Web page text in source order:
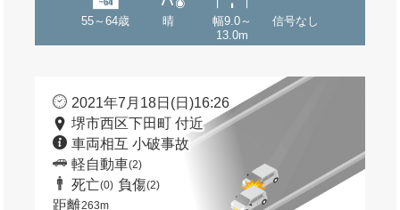
55～64歳 晴
幅9.0～
13.0m
信号なし
2021年7月18日(日)16:26
堺市西区下田町 付近
車両相互 小破事故
軽自動車(2)
死亡(0) 負傷(2)
距離263m